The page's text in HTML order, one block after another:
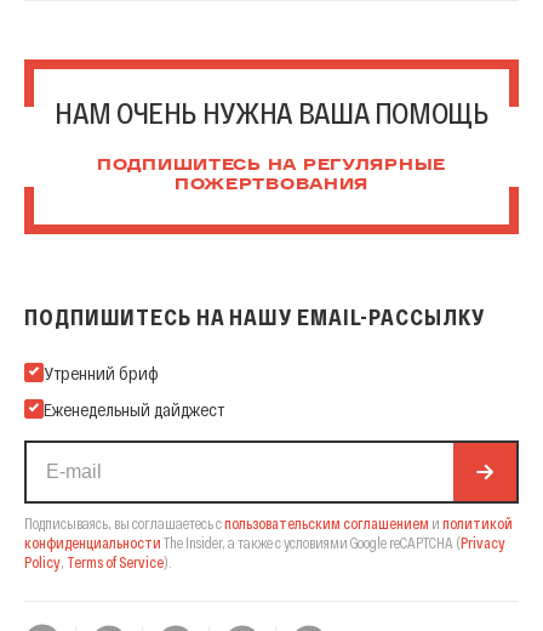
НАМ ОЧЕНЬ НУЖНА ВАША ПОМОЩЬ
ПОДПИШИТЕСЬ НА РЕГУЛЯРНЫЕ
ПОЖЕРТВОВАНИЯ
ПОДПИШИТЕСЬ НА НАШУ EMAIL-РАССЫЛКУ
Подпишитесь на нашу Email-рассылку
Утренний бриф
Еженедельный дайджест
Подписываясь, вы соглашаетесь спользовательским соглашением и политикой
конфиденциальности The Insider, а также с условиями Google reCAPTCHA (Privacy
Policy Terms of Service).